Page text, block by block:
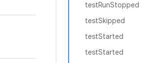
testRunStopped
testSkipped
testStarted
testStarted